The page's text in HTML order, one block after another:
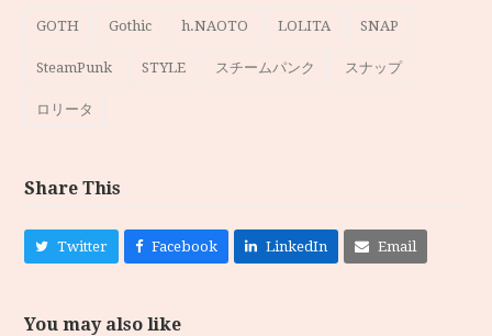
GOTH Gothic h.NAOTO LOLITA SNAP
SteamPunk STYLE スチームパンク スナップ
ロリータ
Share This
Twitter Facebook LinkedIn Email
You may also like